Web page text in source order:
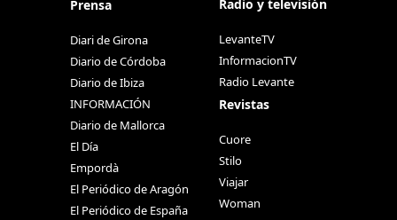
Prensa
Diari de Girona
Diario de Córdoba
Diario de Ibiza
INFORMACIÓN
Diario de Mallorca
El Día
Empordà
El Periódico de Aragón
El Periódico de España
Radio y televisión
LevanteTV
InformacionTV
Radio Levante
Revistas
Cuore
Stilo
Viajar
Woman